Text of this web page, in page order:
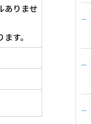
ありませ
す。